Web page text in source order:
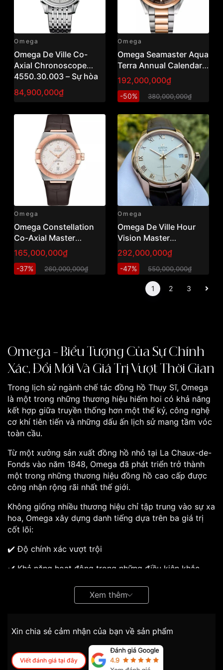
Omega
Omega De Ville Co-
Axial Chronoscope
4550.30.003 – Sự hòa
quyện giữa đẳng cấp cổ
điển và hiệu suất hiện
84,900,000₫
Omega
Omega Seamaster Aqua
Terra Annual Calendar
231.20.43.22.06.002
(43mm) – Đồng hồ nam
vàng hồng 18K, lịch
192,000,000₫
-50% 380,000,000₫
Omega
Omega Constellation
Co-Axial Master
Chronometer
131.23.39.20.52.001
(39mm) – Đồng hồ demi
165,000,000₫
-37% 260,000,000₫
Omega
Omega De Ville Hour
Vision Master
Chronometer Sedna
Gold 18K 41mm
433.53.41.21.02.001 –
Full Gold 18K – Fullbox
292,000,000₫
-47% 550,000,000₫
1 2 3
Omega – Biểu Tượng Của Sự Chính
Xác, Đổi Mới Và Giá Trị Vượt Thời Gian
Trong lịch sử ngành chế tác đồng hồ Thụy Sĩ, Omega
là một trong những thương hiệu hiếm hoi có khả năng
kết hợp giữa truyền thống hơn một thế kỷ, công nghệ
cơ khí tiên tiến và những dấu ấn lịch sử mang tầm vóc
toàn cầu.
Từ một xưởng sản xuất đồng hồ nhỏ tại La Chaux-de-
Fonds vào năm 1848, Omega đã phát triển trở thành
một trong những thương hiệu đồng hồ cao cấp được
công nhận rộng rãi nhất thế giới.
Không giống nhiều thương hiệu chỉ tập trung vào sự xa
hoa, Omega xây dựng danh tiếng dựa trên ba giá trị
cốt lõi:
✔️ Độ chính xác vượt trội
✔️ Khả năng hoạt động trong những điều kiện khắc
✔️ Tinh thần đổi mới không ngừng
kiện lịch sử quan trọng:
Chiếc đồng hồ đầu tiên trên Mặt Trăng
Đơn vị bấm giờ chính thức của Olympic
Xem thêm
Xin chia sẻ cảm nhận của bạn về sản phẩm
Viết đánh giá tại đây